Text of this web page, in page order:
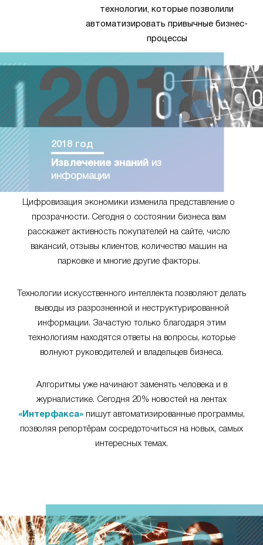
технологии, которые позволили
автоматизировать привычные бизнес-
процессы
2018 год
Извлечение знаний из
информации
Цифровизация экономики изменила представление о
прозрачности. Сегодня о состоянии бизнеса вам
расскажет активность покупателей на сайте, число
вакансий, отзывы клиентов, количество машин на
парковке и многие другие факторы.
Технологии искусственного интеллекта позволяют делать
выводы из разрозненной и неструктурированной
информации. Зачастую только благодаря этим
технологиям находятся ответы на вопросы, которые
волнуют руководителей и владельцев бизнеса.
Алгоритмы уже начинают заменять человека и в
журналистике. Сегодня 20% новостей на лентах
«Интерфакса» пишут автоматизированные программы,
позволяя репортёрам сосредоточиться на новых, самых
интересных темах.